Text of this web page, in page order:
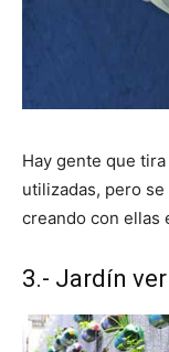
Hay gente que
utilizadas, pero
creando con ellas
3.- Jardín